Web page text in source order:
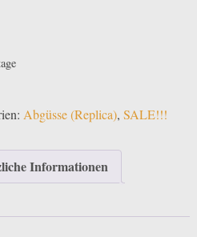
€.
Abgüsse (Replica), SALE!!!
Informationen